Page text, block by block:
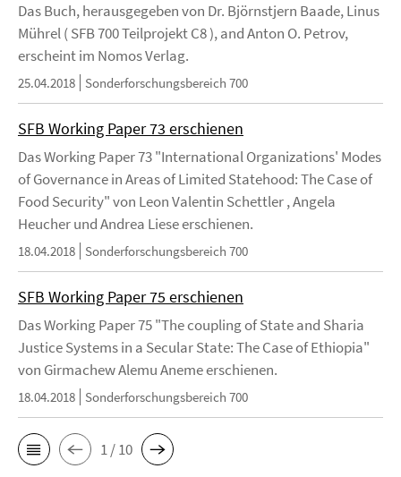
Das Buch, herausgegeben von Dr. Björnstjern Baade, Linus
Mührel ( SFB 700 Teilprojekt C8 ), and Anton O. Petrov,
erscheint im Nomos Verlag.
25.04.2018 Sonderforschungsbereich 700
SFB Working Paper 73 erschienen
Das Working Paper 73 "International Organizations' Modes
of Governance in Areas of Limited Statehood: The Case of
Food Security" von Leon Valentin Schettler , Angela
Heucher und Andrea Liese erschienen.
18.04.2018 Sonderforschungsbereich 700
SFB Working Paper 75 erschienen
Das Working Paper 75 "The coupling of State and Sharia
Justice Systems in a Secular State: The Case of Ethiopia"
von Girmachew Alemu Aneme erschienen.
18.04.2018 Sonderforschungsbereich 700
1 / 10